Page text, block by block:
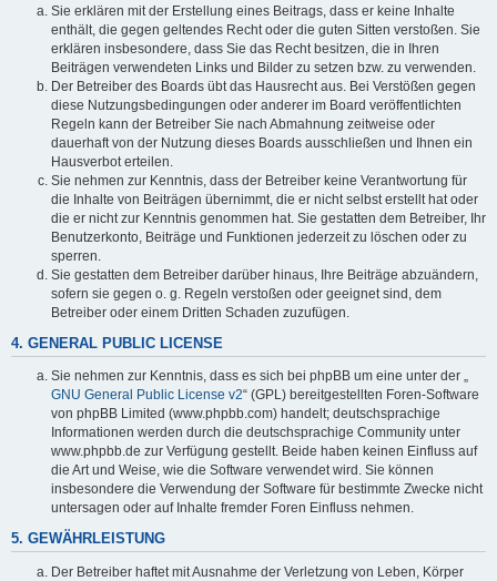
Sie erklären mit der Erstellung eines Beitrags, dass er keine Inhalte
enthält, die gegen geltendes Recht oder die guten Sitten verstoßen. Sie
erklären insbesondere, dass Sie das Recht besitzen, die in Ihren
Beiträgen verwendeten Links und Bilder zu setzen bzw. zu verwenden.
Der Betreiber des Boards übt das Hausrecht aus. Bei Verstößen gegen
diese Nutzungsbedingungen oder anderer im Board veröffentlichten
Regeln kann der Betreiber Sie nach Abmahnung zeitweise oder
dauerhaft von der Nutzung dieses Boards ausschließen und Ihnen ein
Hausverbot erteilen.
Sie nehmen zur Kenntnis, dass der Betreiber keine Verantwortung für
die Inhalte von Beiträgen übernimmt, die er nicht selbst erstellt hat oder
die er nicht zur Kenntnis genommen hat. Sie gestatten dem Betreiber, Ihr
Benutzerkonto, Beiträge und Funktionen jederzeit zu löschen oder zu
sperren.
Sie gestatten dem Betreiber darüber hinaus, Ihre Beiträge abzuändern,
sofern sie gegen o. g. Regeln verstoßen oder geeignet sind, dem
Betreiber oder einem Dritten Schaden zuzufügen.
4. GENERAL PUBLIC LICENSE
Sie nehmen zur Kenntnis, dass es sich bei phpBB um eine unter der „
GNU General Public License v2“ (GPL) bereitgestellten Foren-Software
von phpBB Limited (www.phpbb.com) handelt; deutschsprachige
Informationen werden durch die deutschsprachige Community unter
www.phpbb.de zur Verfügung gestellt. Beide haben keinen Einfluss auf
die Art und Weise, wie die Software verwendet wird. Sie können
insbesondere die Verwendung der Software für bestimmte Zwecke nicht
untersagen oder auf Inhalte fremder Foren Einfluss nehmen.
5. GEWÄHRLEISTUNG
Der Betreiber haftet mit Ausnahme der Verletzung von Leben, Körper